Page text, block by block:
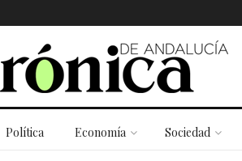
Política Economía Sociedad